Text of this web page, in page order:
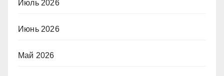
Июль 2026
Июнь 2026
Май 2026